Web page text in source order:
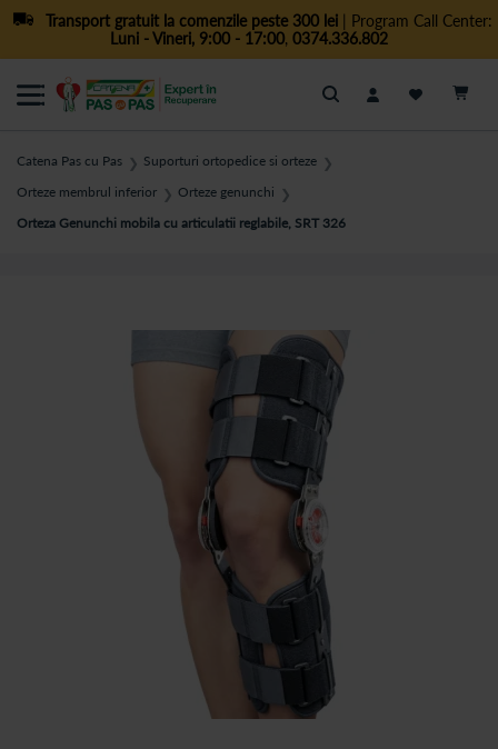
Transport gratuit la comenzile peste 300 lei| Program Call Center:
Luni - Vineri, 9:00 - 17:00, 0374.336.802
Cautare
Catena Pas cu Pas ❯ Suporturi ortopedice si orteze ❯
Orteze membrul inferior ❯ Orteze genunchi ❯
Orteza Genunchi mobila cu articulatii reglabile, SRT 326